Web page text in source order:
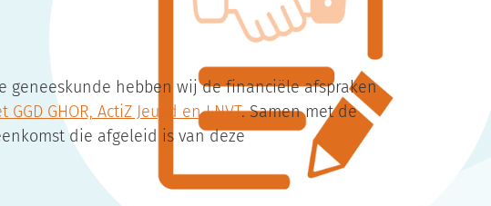
geneeskunde hebben wij de financiële afspraken
GHOR, ActiZ Jeugd en LNVT. Samen met de
die afgeleid is van deze